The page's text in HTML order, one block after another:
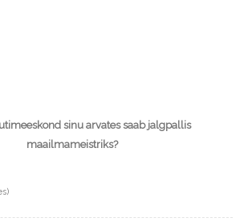
sinu arvates saab jalgpallis
maailmameistriks?